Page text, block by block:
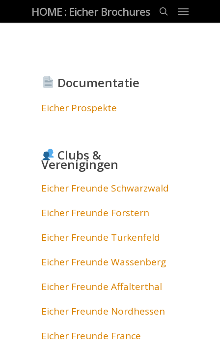
HOME : Eicher Brochures
search
Menu
Documentatie
Eicher Prospekte
Clubs &
Verenigingen
Eicher Freunde Schwarzwald
Eicher Freunde Forstern
Eicher Freunde Turkenfeld
Eicher Freunde Wassenberg
Eicher Freunde Affalterthal
Eicher Freunde Nordhessen
Eicher Freunde France